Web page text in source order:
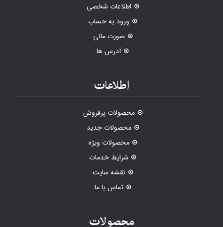
اطلاعات شخصی
ورود به حساب
صورت مالی
آدرس ها
اطلاعات
محصولات پرفروش
محصولات جدید
محصولات ویژه
شرایط خدمات
نقشه سایت
تماس با ما
محصولات